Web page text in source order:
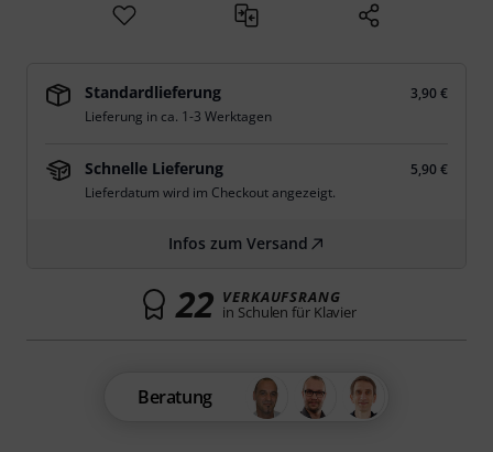
Standardlieferung
3,90 €
Lieferung in ca. 1-3 Werktagen
Schnelle Lieferung
5,90 €
Lieferdatum wird im Checkout angezeigt.
Infos zum Versand
22 VERKAUFSRANG
in Schulen für Klavier
Beratung